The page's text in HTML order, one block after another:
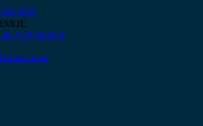
210 9026839